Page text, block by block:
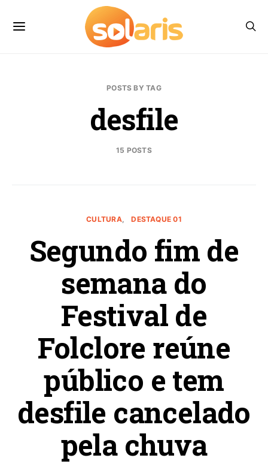
POSTS BY TAG
desfile
15 POSTS
CULTURA DESTAQUE 01
Segundo fim de
semana do
Festival de
Folclore reúne
público e tem
desfile cancelado
pela chuva